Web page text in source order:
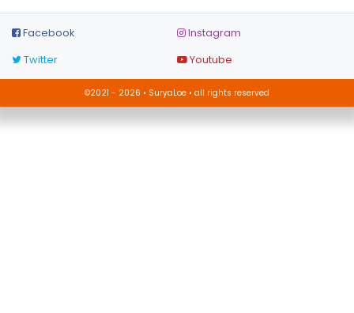
Facebook
Instagram
Twitter
Youtube
©2021 - 2026 • SuryaLoe • all rights reserved